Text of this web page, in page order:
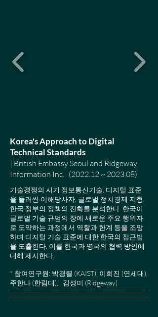
Korea's Approach to Digital
Technical Standards
| British Embassy Seoul and Ridgeway
Information Inc. (2022.12 ~ 2023.08)
기술경쟁의 시기 정보통신기술, 디지털 표준
을 둘러싼 이해당사자, 글로벌 정치경제 지형,
한국 정부의 정책의 진화를 분석한다. 한국이
글로벌 기술 규범의 장에 새로운 주요 행위자
로 도약하는 과정에서 역할과 한계 등을 조망
하며 디지털 기술 표준에 대한 한국의 접근법
을 도출한다. 이를 한국과 영국의 협력 방안에
대해 제시한다.
* 참여연구원: 박경렬 (KAIST), 이희진 (연세대),
주한나 (한림대), 김성미 (Ridgeway)